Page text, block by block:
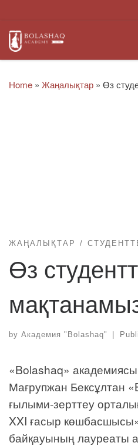
Home » Жаңалықтар » Өз
ЖАҢАЛЫҚТАР
Өз
by Академия "Bolashaq" |
«Bolashaq»
Мағрупжан Бексұлтан
ғылыми-зерттеу
XXI ғасыр
байқауының лауреаты